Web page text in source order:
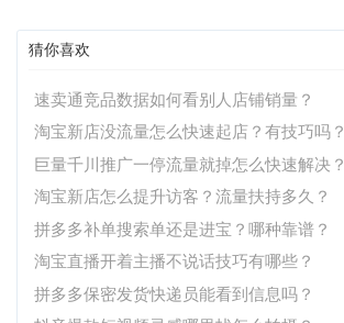
猜你喜欢
速卖通竞品数据如何看别人店铺销量？
淘宝新店没流量怎么快速起店？有技巧吗？
巨量千川推广一停流量就掉怎么快速解决？
淘宝新店怎么提升访客？流量扶持多久？
拼多多补单搜索单还是进宝？哪种靠谱？
淘宝直播开着主播不说话技巧有哪些？
拼多多保密发货快递员能看到信息吗？